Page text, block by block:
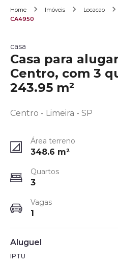
Home Imóveis Locacao
CA4950
casa
Casa para
Centro, com 3
243.95 m²
Centro - Limeira - SP
Área terreno
348.6 m²
Quartos
3
Vagas
1
Aluguel
IPTU